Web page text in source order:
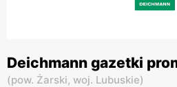
Deichmann gazetki
(pow. Żarski, woj. Lubuskie)